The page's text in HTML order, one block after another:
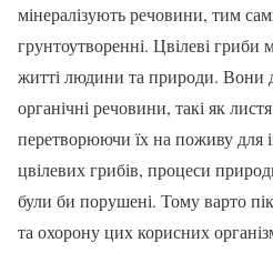
мінералізують речовини, тим
грунтоутворенні. Цвілеві гриби
житті людини та природи. Вони
органічні речовини, такі як
перетворюючи їх на поживу для
цвілевих грибів, процеси
були би порушені. Тому варто
та охорону цих корисних